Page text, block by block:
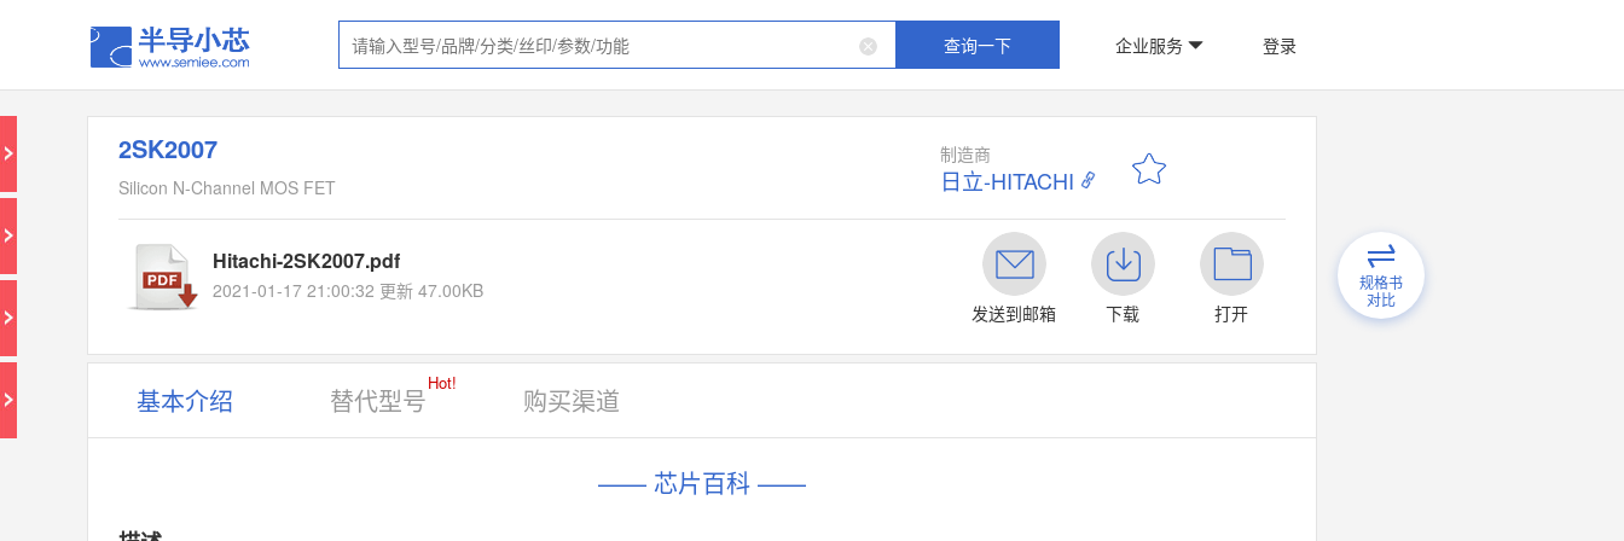
查询一下 企业服务 登录
2SK2007
Silicon N-Channel MOS FET
制造商
日立-HITACHI
Hitachi-2SK2007.pdf
2021-01-17 21:00:32 更新 47.00KB
发送到邮箱
下载 打开
规格书
对比
基本介绍 替代型号
Hot!
购买渠道
—— 芯片百科 ——